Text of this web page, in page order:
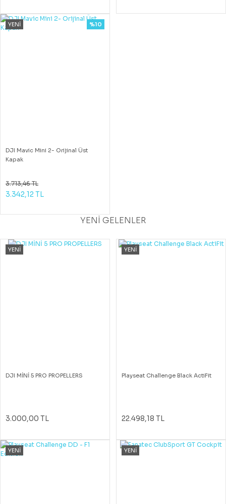
YENİ
DJI Mavic Mini 2- Orijinal Üst
Kapak
%10
3.713,46 TL
3.342,12 TL
YENİ GELENLER
YENİ
DJI MİNİ 5 PRO PROPELLERS
3.000,00 TL
YENİ
Playseat Challenge Black ActiFit
22.498,18 TL
YENİ YENİ